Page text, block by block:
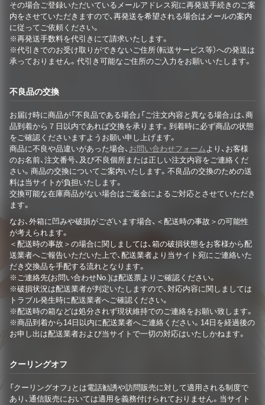
その場合ご登録いただいているメールアドレス宛に再発送手続きのご案
内をさせていただきますので、再発送を希望される場合はメールの案内
に従ってご依頼ください。
※再発送手数料を代引きにて請求いたします。
※代引きでのお受け取りができないご住所（転送サービス等）への発送は
承っておりません。代引き可能なご住所のご入力をお願いいたします。
不良品の交換
お届け時に商品が「不良品である場合」「ご注文内容と異なる場合」は、商
品到着から７日以内であれば交換を承ります。到着時に必ず商品の状態
をご確認くださいますようお願い申し上げます。
商品に不良や品違いがあった場合、 お問い合わせフォームより、お客様
のお名前、注文番号、及び不良個所または正しい注文内容をご連絡くだ
さい。商品の交換についてご案内いたします。不良品の交換のための送
料は当サイトが負担いたします。
交換可能な在庫商品がない場合はご返金によるご対応とさせていただき
ます。
なお、外箱に凹みや破損がございます場合、＜配送時の事故＞の可能性
が考えられます。
＜配送時の事故＞の場合に関しましては、箱の破損状態をお客様から配
送業者へご報告いただいた上で、配送業者より当サイト宛にご連絡いた
だき交換品を手配する流れとなります。
※ご連絡先(お問い合わせNo.)は配送票よりご確認ください。
※破損状況は配送業者が判定いたしますので、対応内容に関しましては
トラブル発生時に配送業者へご確認ください。
※配送時の箱などは処分されず現状維持でのご連絡をお願い致します。
※商品到着から14日以内に配送業者へご連絡ください。14日を経過後の
お申し出は配送業者および当サイトで一切の対応はいたしかねます。
クーリングオフ
「クーリングオフ」とは電話勧誘や訪問販売に対して適用される制度で
あり、通信販売においては適用を義務付けられておりません。当サイト